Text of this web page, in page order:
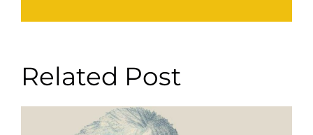
Related Post